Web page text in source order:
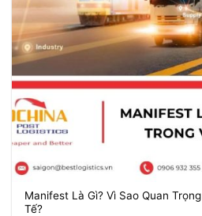
Manifest Là Gì? Vì Sao Quan
Tế?